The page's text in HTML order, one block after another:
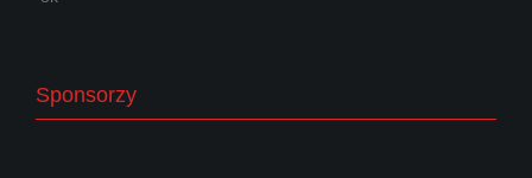
Sponsorzy